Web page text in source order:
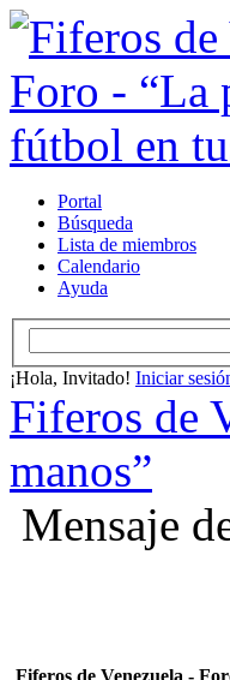
Portal
Búsqueda
Lista de miembros
Calendario
Ayuda
¡Hola, Invitado! Iniciar
Fiferos de
manos”
Mensaje
Fiferos de Venezuela -